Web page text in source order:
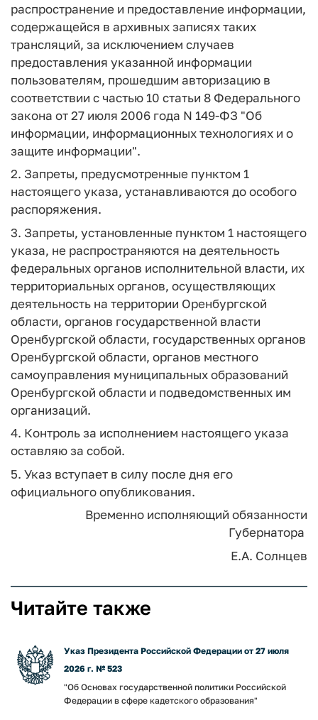
распространение и предоставление информации,
содержащейся в архивных записях таких
трансляций, за исключением случаев
предоставления указанной информации
пользователям, прошедшим авторизацию в
соответствии с частью 10 статьи 8 Федерального
закона от 27 июля 2006 года N 149-ФЗ "Об
информации, информационных технологиях и о
защите информации".
2. Запреты, предусмотренные пунктом 1
настоящего указа, устанавливаются до особого
распоряжения.
3. Запреты, установленные пунктом 1 настоящего
указа, не распространяются на деятельность
федеральных органов исполнительной власти, их
территориальных органов, осуществляющих
деятельность на территории Оренбургской
области, органов государственной власти
Оренбургской области, государственных органов
Оренбургской области, органов местного
самоуправления муниципальных образований
Оренбургской области и подведомственных им
организаций.
4. Контроль за исполнением настоящего указа
оставляю за собой.
5. Указ вступает в силу после дня его
официального опубликования.
Временно исполняющий обязанности
Губернатора
Е.А. Солнцев
Читайте также
Указ Президента Российской Федерации от 27 июля
2026 г. № 523
"Об Основах государственной политики Российской
Федерации в сфере кадетского образования"